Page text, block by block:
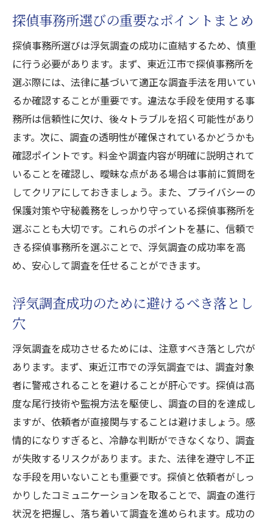
探偵事務所選びの重要なポイントまとめ
探偵事務所選びは浮気調査の成功に直結するため、慎重
に行う必要があります。まず、東近江市で探偵事務所を
選ぶ際には、法律に基づいて適正な調査手法を用いてい
るか確認することが重要です。違法な手段を使用する事
務所は信頼性に欠け、後々トラブルを招く可能性があり
ます。次に、調査の透明性が確保されているかどうかも
確認ポイントです。料金や調査内容が明確に説明されて
いることを確認し、曖昧な点がある場合は事前に質問を
してクリアにしておきましょう。また、プライバシーの
保護対策や守秘義務をしっかり守っている探偵事務所を
選ぶことも大切です。これらのポイントを基に、信頼で
きる探偵事務所を選ぶことで、浮気調査の成功率を高
め、安心して調査を任せることができます。
浮気調査成功のために避けるべき落とし
穴
浮気調査を成功させるためには、注意すべき落とし穴が
あります。まず、東近江市での浮気調査では、調査対象
者に警戒されることを避けることが肝心です。探偵は高
度な尾行技術や監視方法を駆使し、調査の目的を達成し
ますが、依頼者が直接関与することは避けましょう。感
情的になりすぎると、冷静な判断ができなくなり、調査
が失敗するリスクがあります。また、法律を遵守し不正
な手段を用いないことも重要です。探偵と依頼者がしっ
かりしたコミュニケーションを取ることで、調査の進行
状況を把握し、落ち着いて調査を進められます。成功の